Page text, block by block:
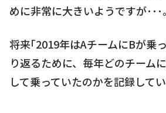
めに非常に大きいようですが･･･。
将来｢2019年はAチームにBが乗
り返るために、毎年どのチーム
して乗っていたのかを記録してい